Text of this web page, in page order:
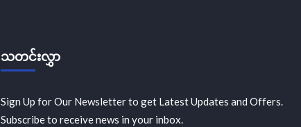
သတင်းလွှာ
Sign Up for Our Newsletter to get Latest Updates and Offers.
Subscribe to receive news in your inbox.